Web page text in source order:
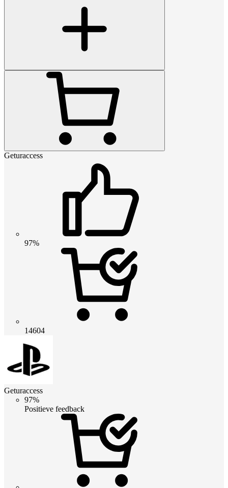
Geturaccess
97%
14604
Geturaccess
97%
Positieve feedback